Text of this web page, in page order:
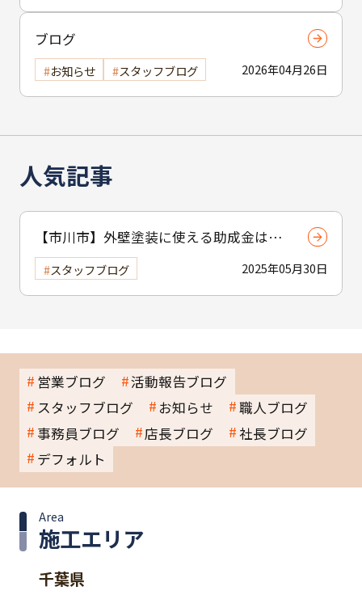
ブログ
2026年04月26日
お知らせ スタッフブログ
人気記事
【市川市】外壁塗装に使える助成金はあ
る？ 補助制度と費用を抑えるコツを紹介2025年05月30日
スタッフブログ
営業ブログ
活動報告ブログ
スタッフブログ
お知らせ
職人ブログ
事務員ブログ
店長ブログ
社長ブログ
デフォルト
施工エリア
Area
千葉県